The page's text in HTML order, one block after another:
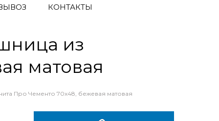
КОНТАКТЫ
из
матовая
Про Чементо 70x48, бежевая матовая